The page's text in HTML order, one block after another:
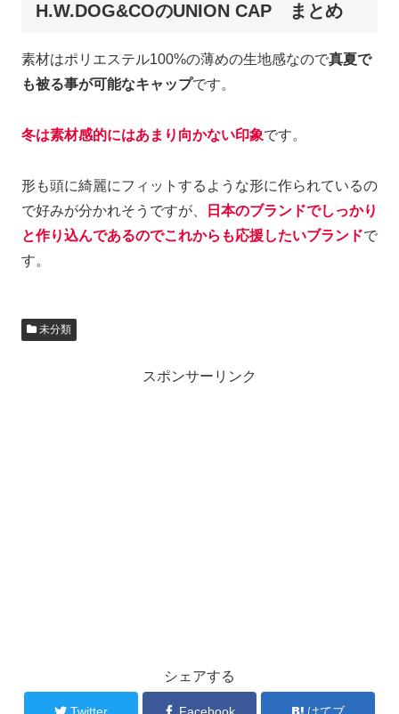
H.W.DOG&COのUNION CAP まとめ
素材はポリエステル100%の薄めの生地感なので真夏で
も被る事が可能なキャップです。
冬は素材感的にはあまり向かない印象です。
形も頭に綺麗にフィットするような形に作られているの
で好みが分かれそうですが、
日本のブランドでしっかり
と作り込んであるのでこれからも応援したいブランドで
す。
未分類
スポンサーリンク
シェアする
Twitter Facebook はてブ